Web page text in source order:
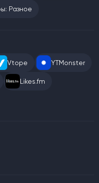
Разное
Vtope YTMonster
Likes.fm